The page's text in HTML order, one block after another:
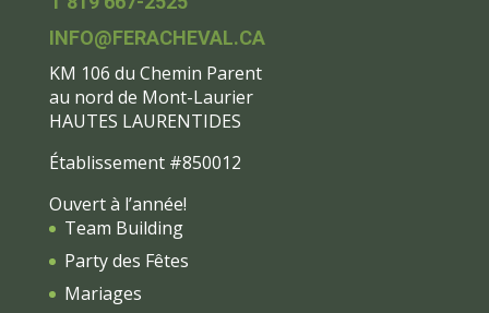
INFO@FERACHEVAL.CA
KM 106 du Chemin Parent
au nord de Mont-Laurier
HAUTES LAURENTIDES
Établissement #850012
Ouvert à l’année!
Team Building
Party des Fêtes
Mariages